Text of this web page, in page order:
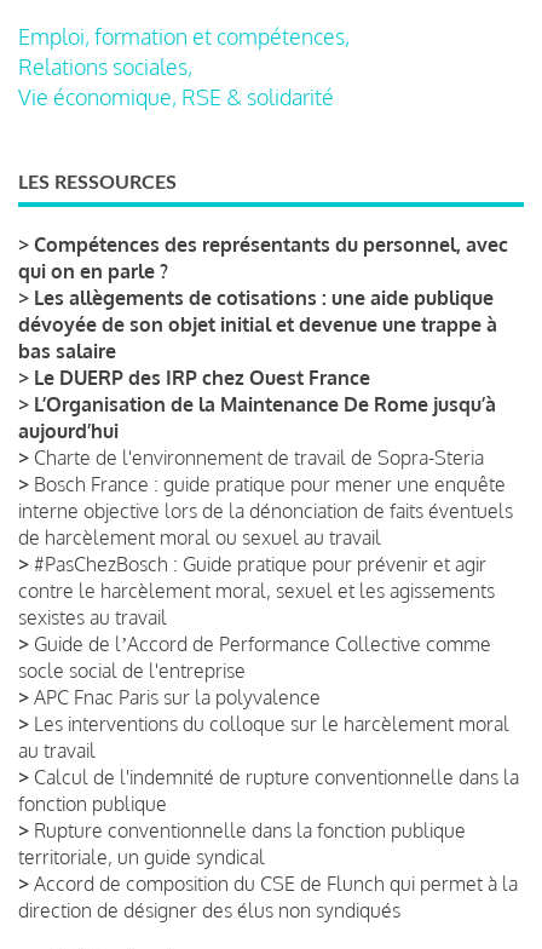
Emploi, formation et compétences,
Relations sociales,
Vie économique, RSE & solidarité
LES RESSOURCES
> Compétences des représentants du personnel, avec
qui on en parle ?
> Les allègements de cotisations : une aide publique
dévoyée de son objet initial et devenue une trappe à
bas salaire
> Le DUERP des IRP chez Ouest France
> L’Organisation de la Maintenance De Rome jusqu’à
aujourd’hui
> Charte de l'environnement de travail de Sopra-Steria
> Bosch France : guide pratique pour mener une enquête
interne objective lors de la dénonciation de faits éventuels
de harcèlement moral ou sexuel au travail
> #PasChezBosch : Guide pratique pour prévenir et agir
contre le harcèlement moral, sexuel et les agissements
sexistes au travail
> Guide de lʼAccord de Performance Collective comme
socle social de l'entreprise
> APC Fnac Paris sur la polyvalence
> Les interventions du colloque sur le harcèlement moral
au travail
> Calcul de l'indemnité de rupture conventionnelle dans la
fonction publique
> Rupture conventionnelle dans la fonction publique
territoriale, un guide syndical
> Accord de composition du CSE de Flunch qui permet à la
direction de désigner des élus non syndiqués